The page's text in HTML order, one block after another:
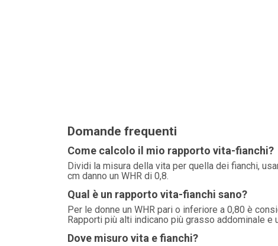
Domande frequenti
Come calcolo il mio rapporto vita-fianchi?
Dividi la misura della vita per quella dei fianchi,
cm danno un WHR di 0,8.
Qual è un rapporto vita-fianchi sano?
Per le donne un WHR pari o inferiore a 0,80 è
Rapporti più alti indicano più grasso addominale e
Dove misuro vita e fianchi?